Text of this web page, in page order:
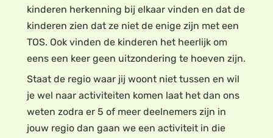
kinderen herkenning bij elkaar vinden en dat de
kinderen zien dat ze niet de enige zijn met een
TOS. Ook vinden de kinderen het heerlijk om
eens een keer geen uitzondering te hoeven zijn.
Staat de regio waar jij woont niet tussen en wil
je wel naar activiteiten komen laat het dan ons
weten zodra er 5 of meer deelnemers zijn in
jouw regio dan gaan we een activiteit in die